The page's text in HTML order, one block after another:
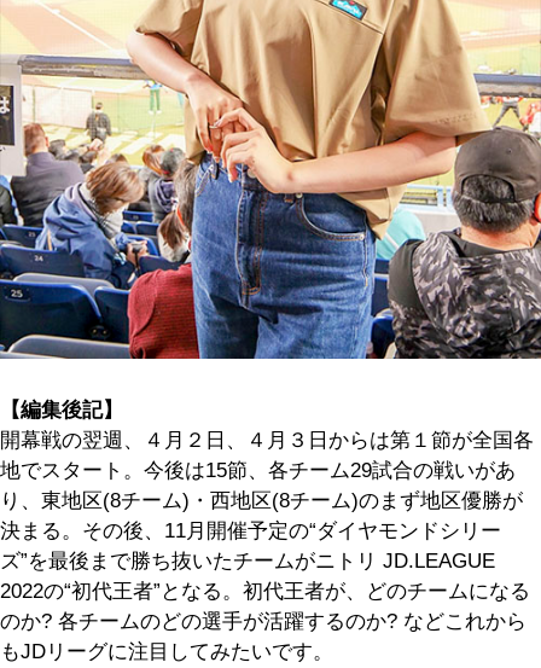
【編集後記】
開幕戦の翌週、４月２日、４月３日からは第１節が全国各
地でスタート。今後は15節、各チーム29試合の戦いがあ
り、東地区(8チーム)・西地区(8チーム)のまず地区優勝が
決まる。その後、11月開催予定の“ダイヤモンドシリー
ズ”を最後まで勝ち抜いたチームがニトリ JD.LEAGUE
2022の“初代王者”となる。初代王者が、どのチームになる
のか? 各チームのどの選手が活躍するのか? などこれから
もJDリーグに注目してみたいです。